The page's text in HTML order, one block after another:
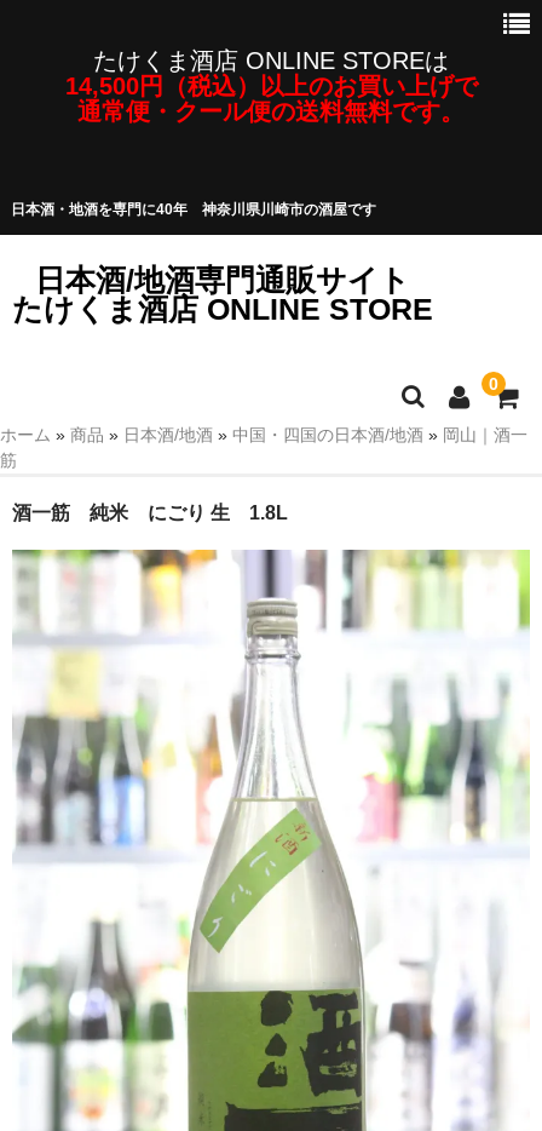
たけくま酒店 ONLINE STOREは
14,500円（税込）以上のお買い上げで
通常便・クール便の送料無料です。
日本酒・地酒を専門に40年 神奈川県川崎市の酒屋です
日本酒/地酒専門通販サイト
たけくま酒店 ONLINE STORE
0
焼酎・泡盛など
クラフトビールなど
おつまみなど
ご利用案内
ホーム » 商品 » 日本酒/地酒 » 中国・四国の日本酒/地酒 » 岡山｜酒一
筋
酒一筋 純米 にごり 生 1.8L